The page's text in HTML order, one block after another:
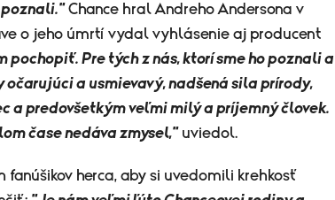
Chance hral Andreho Andersona v
o jeho úmrtí vydal vyhlásenie aj producent
pochopiť. Pre tých z nás, ktorí sme ho poznali a
očarujúci a usmievavý, nadšená sila prírody,
a predovšetkým veľmi milý a príjemný človek.
čase nedáva zmysel,"uviedol.
herca, aby si uvedomili krehkosť